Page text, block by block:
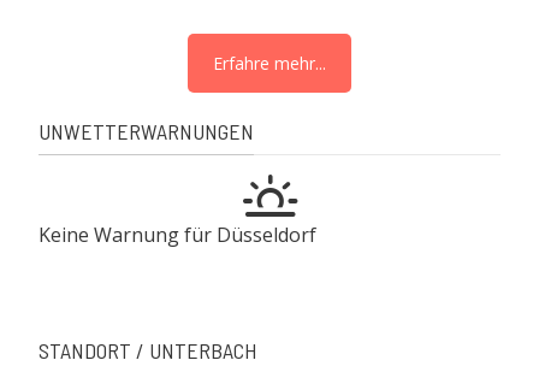
Erfahre mehr...
UNWETTERWARNUNGEN
Keine Warnung für Düsseldorf
STANDORT / UNTERBACH